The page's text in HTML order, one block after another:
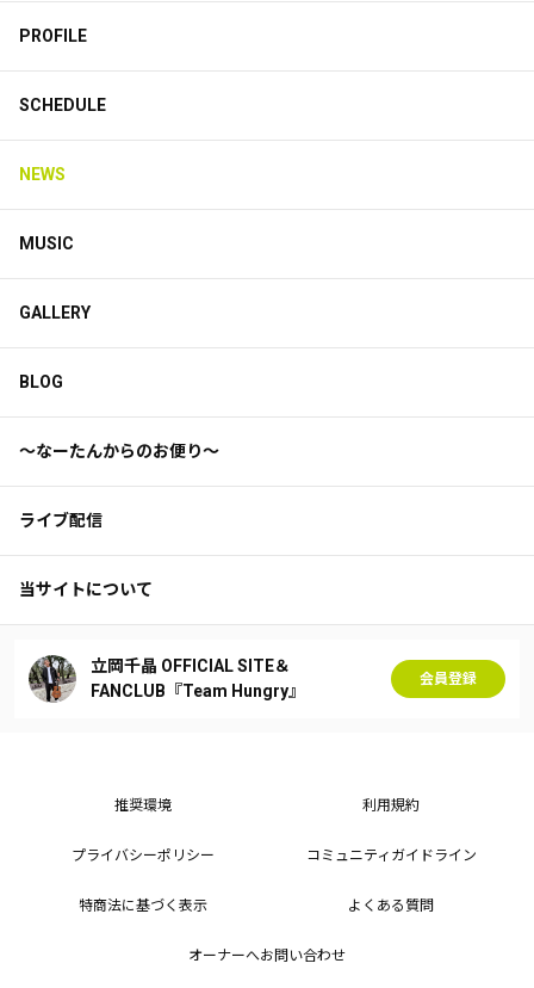
PROFILE
SCHEDULE
NEWS
MUSIC
GALLERY
BLOG
〜なーたんからのお便り〜
ライブ配信
当サイトについて
立岡千晶 OFFICIAL SITE＆
FANCLUB『Team Hungry』
会員登録
推奨環境 利用規約
プライバシーポリシー コミュニティガイドライン
特商法に基づく表示 よくある質問
オーナーへお問い合わせ